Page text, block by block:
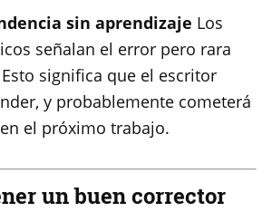
sin aprendizaje Los
señalan el error pero rara
significa que el escritor
y probablemente cometerá
el próximo trabajo.
un buen corrector